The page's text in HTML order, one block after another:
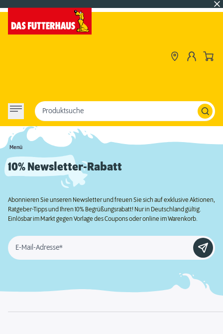
Menü
Produktsuche
10% Newsletter-Rabatt
Abonnieren Sie unseren Newsletter und freuen Sie sich auf exklusive Aktionen,
Ratgeber-Tipps und Ihren 10% Begrüßungsrabatt! Nur in Deutschland gültig.
Einlösbar im Markt gegen Vorlage des Coupons oder online im Warenkorb.
E-Mail-Adresse*